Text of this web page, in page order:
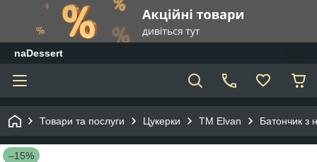
naDessert
Товари та послуги Цукерки TM Elvan Батончик з
–15%